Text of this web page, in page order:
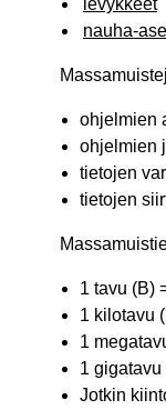
levykkeet
nauha-
ohjelmien
ohjelmien
tietojen
tietojen
1 tavu (B)
1 kilotavu
1
1
Jotkin